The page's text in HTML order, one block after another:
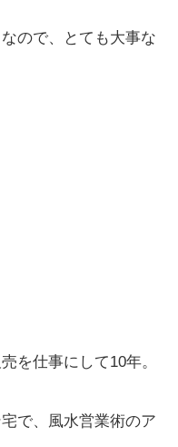
ので、とても大事な
を仕事にして10年。
で、風水営業術のア